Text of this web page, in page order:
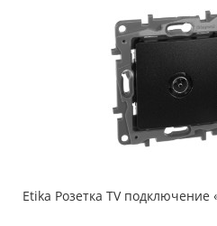
Etika Розетка TV подключение